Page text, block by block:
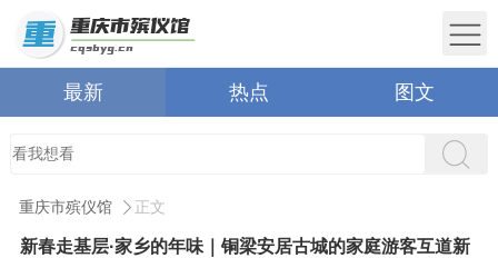
最新 热点 图文
重庆市殡仪馆 正文
新春走基层·家乡的年味｜铜梁安居古城的家庭游客互道新